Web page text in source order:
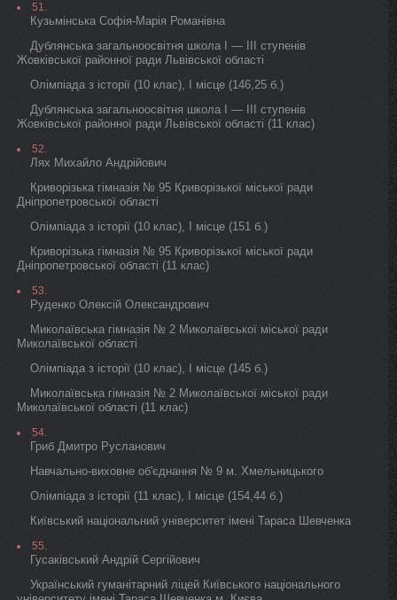
51.
Кузьмінська Софія-Марія Романівна
Дублянська загальноосвітня школа I — III ступенів
Жовківської районної ради Львівської області
Олімпіада з історії (10 клас), I місце (146,25 б.)
Дублянська загальноосвітня школа I — III ступенів
Жовківської районної ради Львівської області (11 клас)
52.
Лях Михайло Андрійович
Криворізька гімназія № 95 Криворізької міської ради
Дніпропетровської області
Олімпіада з історії (10 клас), I місце (151 б.)
Криворізька гімназія № 95 Криворізької міської ради
Дніпропетровської області (11 клас)
53.
Руденко Олексій Олександрович
Миколаївська гімназія № 2 Миколаївської міської ради
Миколаївської області
Олімпіада з історії (10 клас), I місце (145 б.)
Миколаївська гімназія № 2 Миколаївської міської ради
Миколаївської області (11 клас)
54.
Гриб Дмитро Русланович
Навчально-виховне об'єднання № 9 м. Хмельницького
Олімпіада з історії (11 клас), I місце (154,44 б.)
Київський національний університет імені Тараса Шевченка
55.
Гусаківський Андрій Сергійович
Український гуманітарний ліцей Київського національного